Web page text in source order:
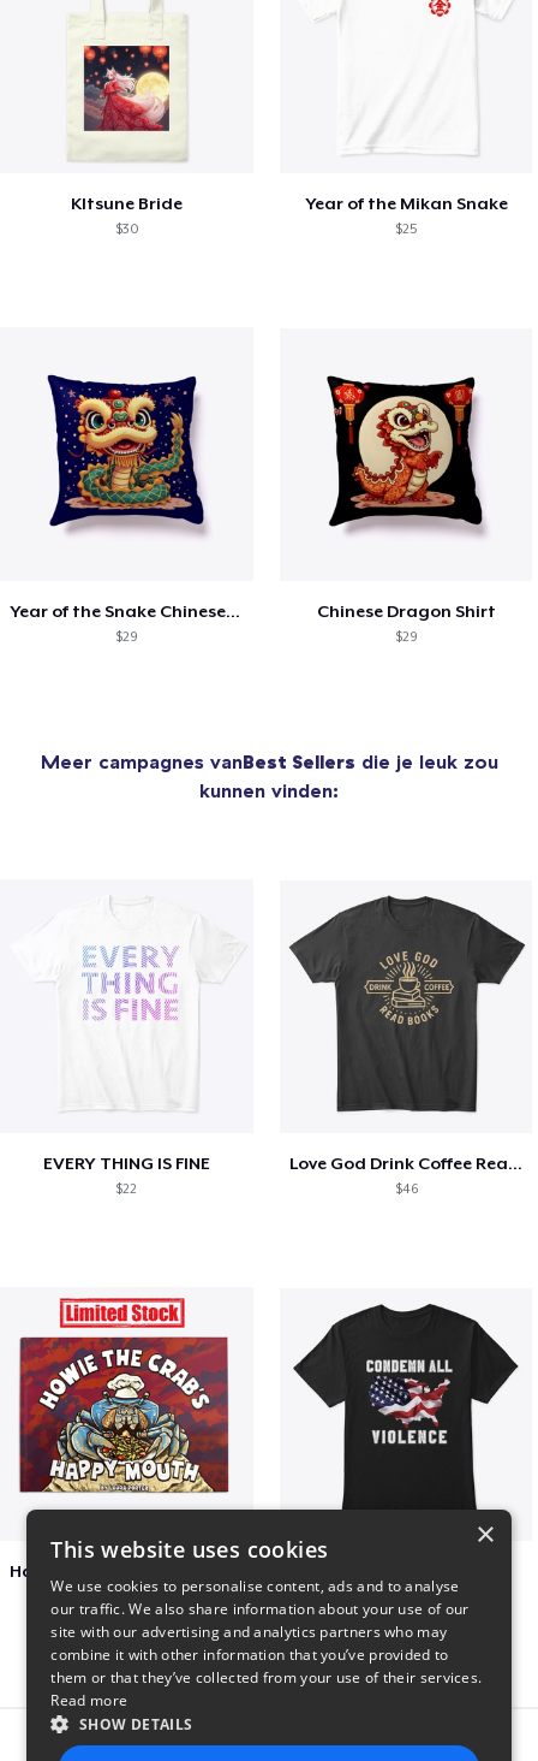
KItsune Bride
$30
Year of the Mikan Snake
$25
Year of the Snake Chinese New Year
$29
Chinese Dragon Shirt
$29
Meer campagnes vanBest Sellers die je leuk zou
kunnen vinden:
EVERY THING IS FINE
$22
Love God Drink Coffee Read Books
$46
Report this product
×
This website uses cookies
We use cookies to personalise content, ads and to analyse
our traffic. We also share information about your use of our
site with our advertising and analytics partners who may
combine it with other information that you’ve provided to
them or that they’ve collected from your use of their services.
Read more
SHOW DETAILS